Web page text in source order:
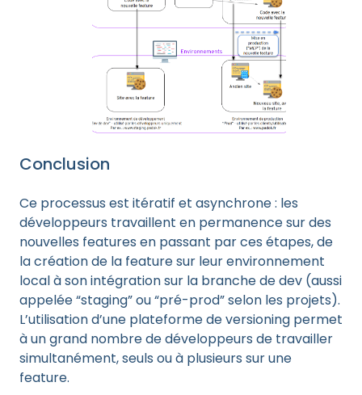
Conclusion
Ce processus est itératif et asynchrone : les
développeurs travaillent en permanence sur des
nouvelles features en passant par ces étapes, de
la création de la feature sur leur environnement
local à son intégration sur la branche de dev (aussi
appelée “staging” ou “pré-prod” selon les projets).
L’utilisation d’une plateforme de versioning permet
à un grand nombre de développeurs de travailler
simultanément, seuls ou à plusieurs sur une
feature.